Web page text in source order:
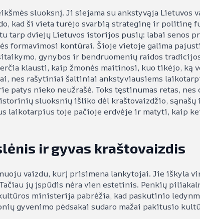
sluoksnį. Ji siejama su ankstyvąja Lietuvos
kad ši vieta turėjo svarbią strateginę ir politinę
tarp dviejų Lietuvos istorijos pusių: labai senos
formavimosi kontūrai. Šioje vietoje galima
gynybos ir bendruomenių raidos
klausti, kaip žmonės maitinosi, kuo tikėjo, ką
nes rašytiniai šaltiniai ankstyviausiems
patys nieko neužrašė. Toks tęstinumas retas,
sluoksnių išliko dėl kraštovaizdžio,
laikotarpius toje pačioje erdvėje ir matyti, kaip
ir gyvas kraštovaizdis
vaizdu, kurį prisimena lankytojai. Jie iškyla
jų įspūdis nėra vien estetinis. Penkių
ministerija pabrėžia, kad paskutinio
gyvenimo pėdsakai sudaro mažai pakitusio